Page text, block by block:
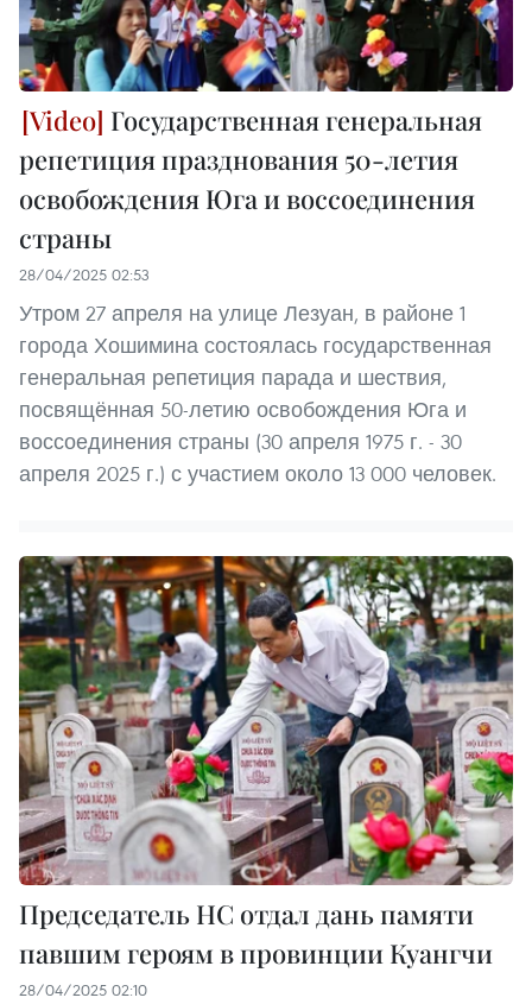
Государственная генеральная
репетиция празднования 50-летия
освобождения Юга и воссоединения
страны
28/04/2025 02:53
Утром 27 апреля на улице Лезуан, в районе 1
города Хошимина состоялась государственная
генеральная репетиция парада и шествия,
посвящённая 50-летию освобождения Юга и
воссоединения страны (30 апреля 1975 г. - 30
апреля 2025 г.) с участием около 13 000 человек.
Председатель НС отдал дань памяти
павшим героям в провинции Куангчи
28/04/2025 02:10